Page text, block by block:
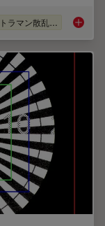
コヒーレントラマン散乱(CRS) How to